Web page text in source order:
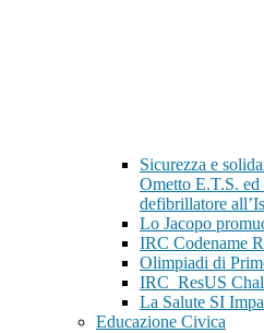
Sicurezza e
Ometto E.T.S.
defibrillatore
Lo Jacopo
IRC Codename
Olimpiadi di
IRC_ResUS
La Salute SI
Educazione Civica